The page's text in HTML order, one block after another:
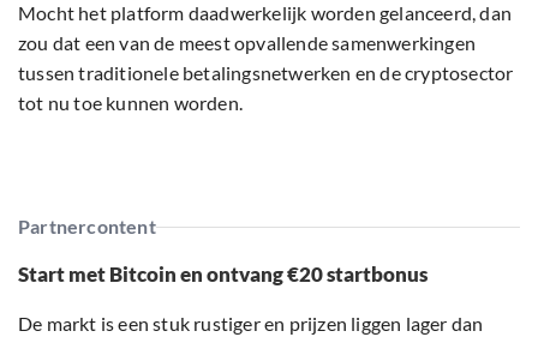
Mocht het platform daadwerkelijk worden gelanceerd, dan
zou dat een van de meest opvallende samenwerkingen
tussen traditionele betalingsnetwerken en de cryptosector
tot nu toe kunnen worden.
Partnercontent
Start met Bitcoin en ontvang €20 startbonus
De markt is een stuk rustiger en prijzen liggen lager dan